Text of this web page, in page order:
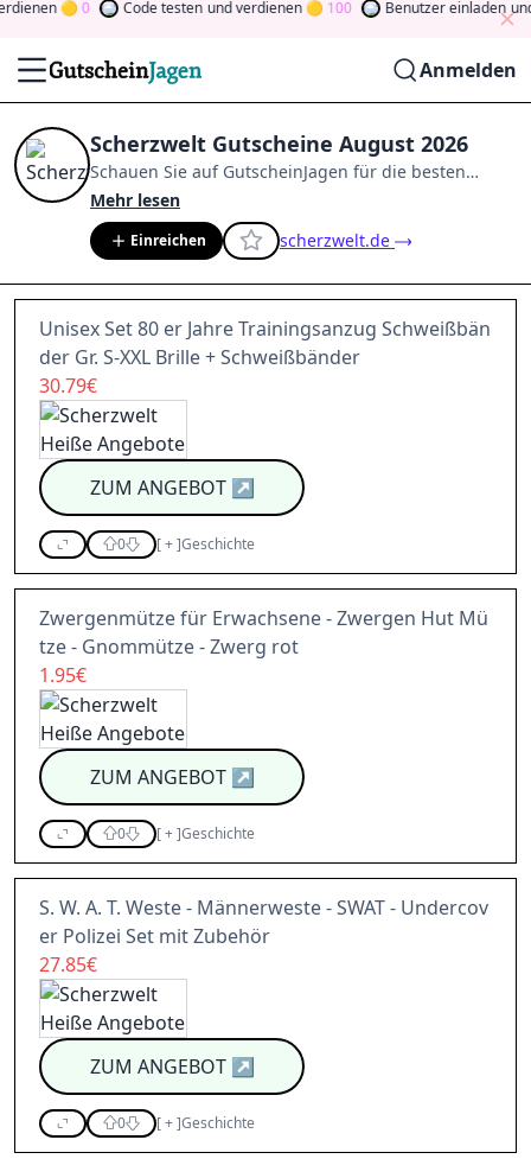
0 Code testen und verdienen 100 Benutzer einladen und
Anmelden
Scherzwelt Gutscheine August 2026
Schauen Sie auf GutscheinJagen für die besten
Scherzwelt-Angebote im
Mitglied der Community
indem Sie durch Abstimmen, Testen, Teilen und
mehr beitragen.
Drehen Sie den Glücksklee
gewinnen Sie Geld
Mehr lesen
Einreichen scherzwelt.de
Unisex Set 80 er Jahre Trainingsanzug Schweißbän
der Gr. S-XXL Brille + Schweißbänder
30.79€
ZUM ANGEBOT↗
0 [+]Geschichte
Zwergenmütze für Erwachsene - Zwergen Hut Mü
tze - Gnommütze - Zwerg rot
1.95€
ZUM ANGEBOT↗
0 [+]Geschichte
S. W. A. T. Weste - Männerweste - SWAT - Undercov
er Polizei Set mit Zubehör
27.85€
ZUM ANGEBOT↗
0 [+]Geschichte